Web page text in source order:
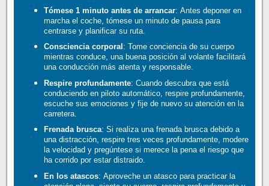
Tómese 1 minuto antes de arrancar: Antes deponer en
marcha el coche, tómese un minuto de pausa para
centrarse y planificar su ruta.
Consciencia corporal : Tome conciencia de su cuerpo
mientras conduce, una buena posición al volante facilitará
una conducción más atenta y responsable.
Respire profundamente: Cuando descubra que está
conduciendo en piloto automático, respire profundamente,
escuche sus emociones y fije de nuevo su atención en la
carretera.
Frenada brusca: Si realiza una frenada brusca debido a
una distracción, respire tres veces profundamente, modere
la velocidad y pregúntese si merece la pena el riesgo que
ha corrido por estar distraido.
En los atascos: Aproveche un atasco para practicar la